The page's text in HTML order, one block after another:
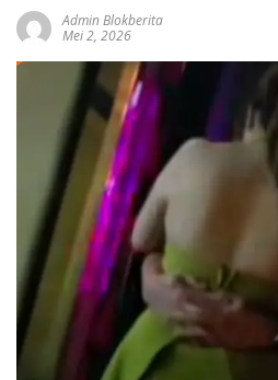
Admin Blokberita
Mei 2, 2026